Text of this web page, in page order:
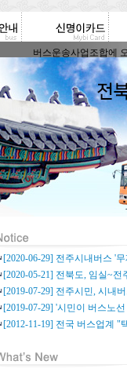
버스운송사업조합에 오
[2020-06-29] 전주시내버스 '
[2020-05-21] 전북도, 임실~전
[2019-07-29] 전주시민, 시내
[2019-07-29] '시민이 버스노
[2012-11-19] 전국 버스업계 "